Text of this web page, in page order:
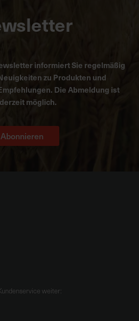
informiert Sie regelmäßig
zu Produkten und
Die Abmeldung ist
möglich.
Abonnieren
weiter: